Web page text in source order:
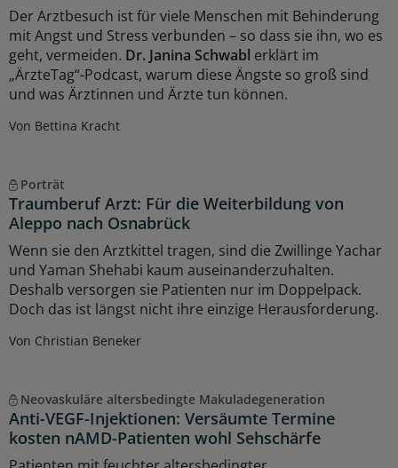
Der Arztbesuch ist für viele Menschen mit Behinderung
mit Angst und Stress verbunden – so dass sie ihn, wo es
geht, vermeiden. Dr. Janina Schwabl erklärt im
„ÄrzteTag“-Podcast, warum diese Ängste so groß sind
und was Ärztinnen und Ärzte tun können.
Von Bettina Kracht
Porträt
Traumberuf Arzt: Für die Weiterbildung von
Aleppo nach Osnabrück
Wenn sie den Arztkittel tragen, sind die Zwillinge Yachar
und Yaman Shehabi kaum auseinanderzuhalten.
Deshalb versorgen sie Patienten nur im Doppelpack.
Doch das ist längst nicht ihre einzige Herausforderung.
Von Christian Beneker
Neovaskuläre altersbedingte Makuladegeneration
Anti-VEGF-Injektionen: Versäumte Termine
kosten nAMD-Patienten wohl Sehschärfe